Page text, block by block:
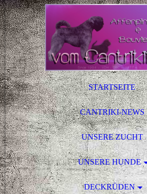
STARTSEITE
CANTRIKI-NEWS
UNSERE ZUCHT
UNSERE HUNDE
DECKRÜDEN